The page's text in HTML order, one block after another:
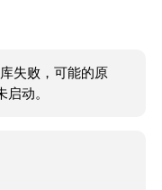
失败，可能的原
动。